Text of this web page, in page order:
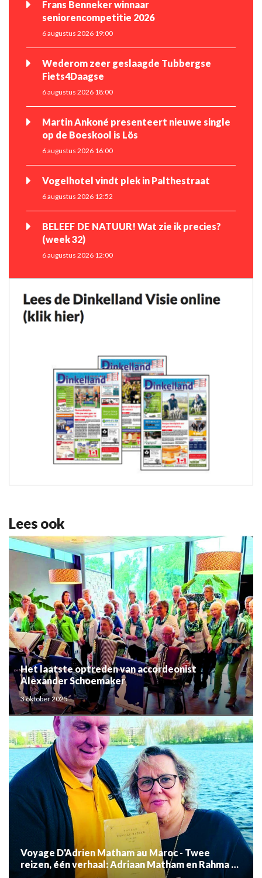
Frans Benneker winnaar
seniorencompetitie 2026
6 augustus 2026 19:00
Wederom zeer geslaagde Tubbergse
Fiets4Daagse
6 augustus 2026 18:00
Martin Ankoné presenteert nieuwe single
op de Boeskool is Lös
6 augustus 2026 16:00
Vogelhotel vindt plek in Palthestraat
6 augustus 2026 12:52
BELEEF DE NATUUR! Wat zie ik precies?
(week 32)
6 augustus 2026 12:00
Lees ook
Het laatste optreden van accordeonist
Alexander Schoemaker
3 oktober 2025
Voyage D'Adrien Matham au Maroc - Twee
reizen, één verhaal: Adriaan Matham en Rahma el